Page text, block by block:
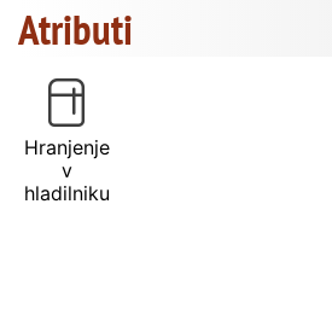
Atributi
Hranjenje
v
hladilniku